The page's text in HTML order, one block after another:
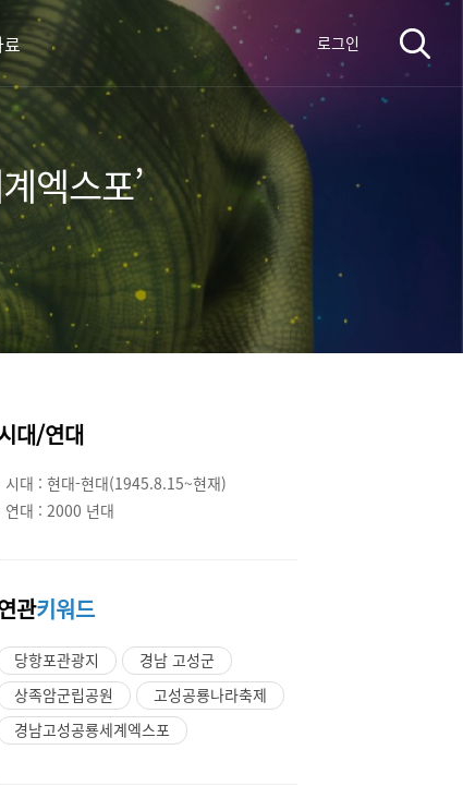
로그인
엑스포’
대/연대
시대 : 현대-현대(1945.8.15~현재)
연대 : 2000 년대
관키워드
당항포관광지
경남 고성군
상족암군립공원
고성공룡나라축제
경남고성공룡세계엑스포